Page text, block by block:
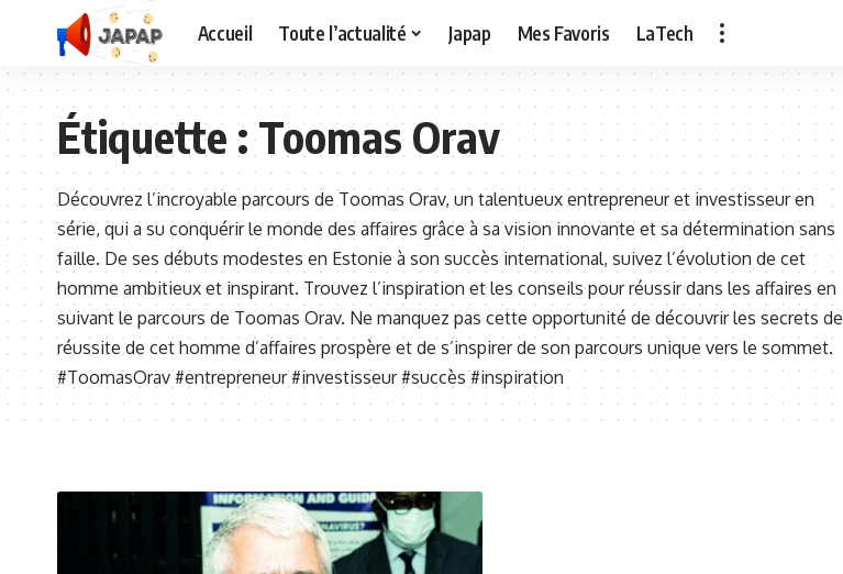
Accueil Toute l’actualité Japap Mes Favoris LaTech
Étiquette :Toomas Orav
Découvrez l’incroyable parcours de Toomas Orav, un talentueux entrepreneur et investisseur en
série, qui a su conquérir le monde des affaires grâce à sa vision innovante et sa détermination sans
faille. De ses débuts modestes en Estonie à son succès international, suivez l’évolution de cet
homme ambitieux et inspirant. Trouvez l’inspiration et les conseils pour réussir dans les affaires en
suivant le parcours de Toomas Orav. Ne manquez pas cette opportunité de découvrir les secrets de
réussite de cet homme d’affaires prospère et de s’inspirer de son parcours unique vers le sommet.
#ToomasOrav #entrepreneur #investisseur #succès #inspiration